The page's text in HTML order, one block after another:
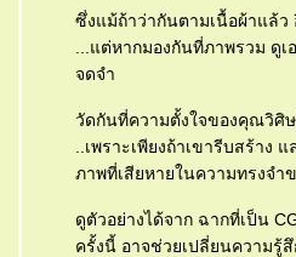
ซึ่งแม้ถ้าว่ากันตามเนื้อผ้าแล้ว
...แต่หากมองกันที่ภาพรวม ดู
จดจำ
วัดกันที่ความตั้งใจของคุณวิศิษ
..เพราะเพียงถ้าเขารีบสร้า
ภาพที่เสียหายในความทรงจำ
ดูตัวอย่างได้จาก ฉากที่เป็น
ครั้งนี้ อาจช่วยเปลี่ยนความรู้